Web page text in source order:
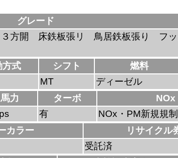
グレード
方開 床鉄板張リ 鳥居鉄板張り フ
方式 シフト 燃料
MT ディーゼル
馬力 ターボ
NOx
有
NOx・PM新規規
カラー リサイクル
受託済